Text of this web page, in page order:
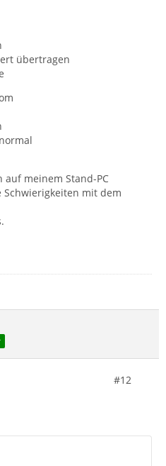
übertragen
auf meinem Stand-PC
mit dem
#12